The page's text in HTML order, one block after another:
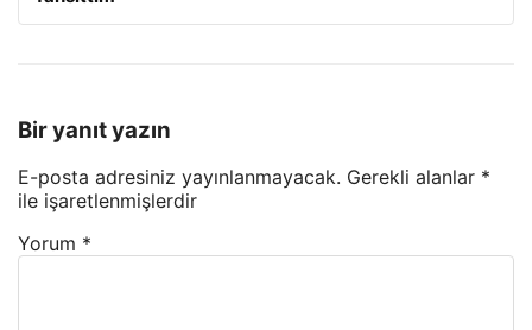
Bir yanıt yazın
E-posta adresiniz yayınlanmayacak. Gerekli alanlar *
ile işaretlenmişlerdir
Yorum *